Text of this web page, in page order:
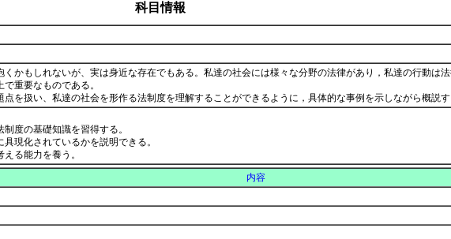
科目情報
くかもしれないが、実は身近な存在でもある。私達の社会には様々な分野の法律があり，私達の行動は
重要なものである。
を扱い、私達の社会を形作る法制度を理解することができるように，具体的な事例を示しながら概説す
度の基礎知識を習得する。
現化されているかを説明できる。
える能力を養う。
内容